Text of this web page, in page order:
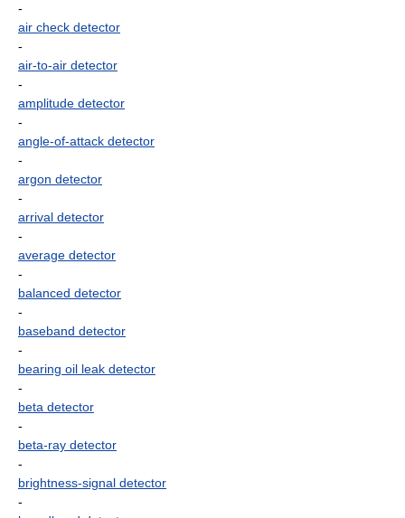
-
air check detector
-
air-to-air detector
-
amplitude detector
-
angle-of-attack detector
-
argon detector
-
arrival detector
-
average detector
-
balanced detector
-
baseband detector
-
bearing oil leak detector
-
beta detector
-
beta-ray detector
-
brightness-signal detector
-